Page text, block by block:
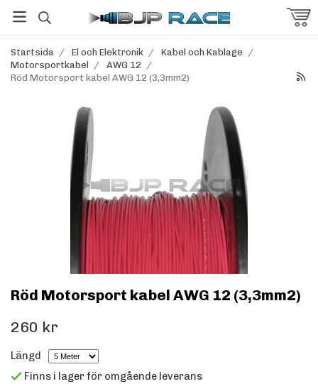
Startsida / El och Elektronik / Kabel och Kablage /
Motorsportkabel
/ AWG 12 /
Röd Motorsport kabel AWG 12 (3,3mm2)
Röd Motorsport kabel AWG 12 (3,3mm2)
260 kr
Längd
Finns i lager för omgående leverans